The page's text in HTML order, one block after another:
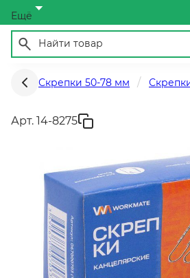
Ещё
Скрепки 50-78 мм
Арт. 14-8275